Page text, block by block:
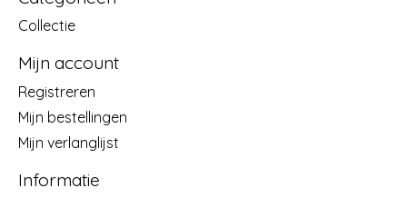
Collectie
Mijn account
Registreren
Mijn bestellingen
Mijn verlanglijst
Informatie